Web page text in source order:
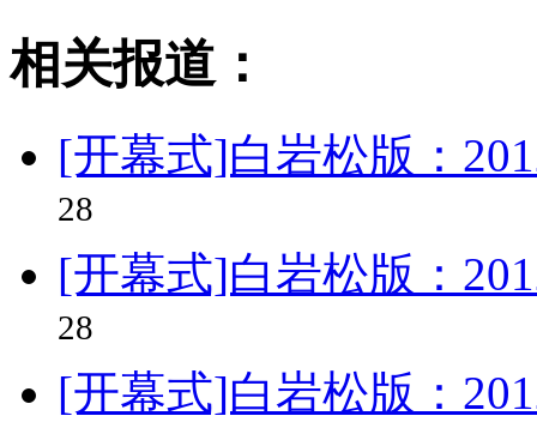
相关报道：
[开幕式]白岩松版：
28
[开幕式]白岩松版：
28
[开幕式]白岩松版：